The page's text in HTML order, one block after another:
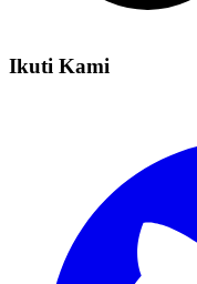
Ikuti Kami